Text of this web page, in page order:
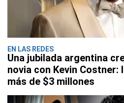
EN LAS REDES
Una jubilada argentina
novia con Kevin
más de $3 millones